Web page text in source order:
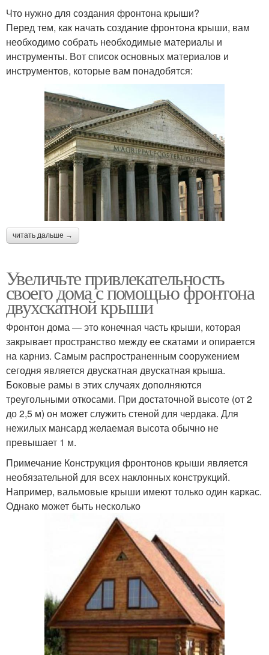
Что нужно для создания фронтона крыши?
Перед тем, как начать создание фронтона крыши, вам
необходимо собрать необходимые материалы и
инструменты. Вот список основных материалов и
инструментов, которые вам понадобятся:
читать дальше →
Увеличьте привлекательность
своего дома с помощью фронтона
двухскатной крыши
Фронтон дома — это конечная часть крыши, которая
закрывает пространство между ее скатами и опирается
на карниз. Самым распространенным сооружением
сегодня является двускатная двускатная крыша.
Боковые рамы в этих случаях дополняются
треугольными откосами. При достаточной высоте (от 2
до 2,5 м) он может служить стеной для чердака. Для
нежилых мансард желаемая высота обычно не
превышает 1 м.
Примечание Конструкция фронтонов крыши является
необязательной для всех наклонных конструкций.
Например, вальмовые крыши имеют только один каркас.
Однако может быть несколько